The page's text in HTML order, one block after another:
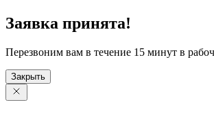
Заявка принята!
Перезвоним вам в течение 15 минут в
Закрыть